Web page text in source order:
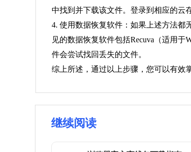
中找到并下载该文件。登录到相应的云
4. 使用数据恢复软件：如果上述方法都
见的数据恢复软件包括Recuva（适用
件会尝试找回丢失的文件。
综上所述，通过以上步骤，您可以有效
继续阅读